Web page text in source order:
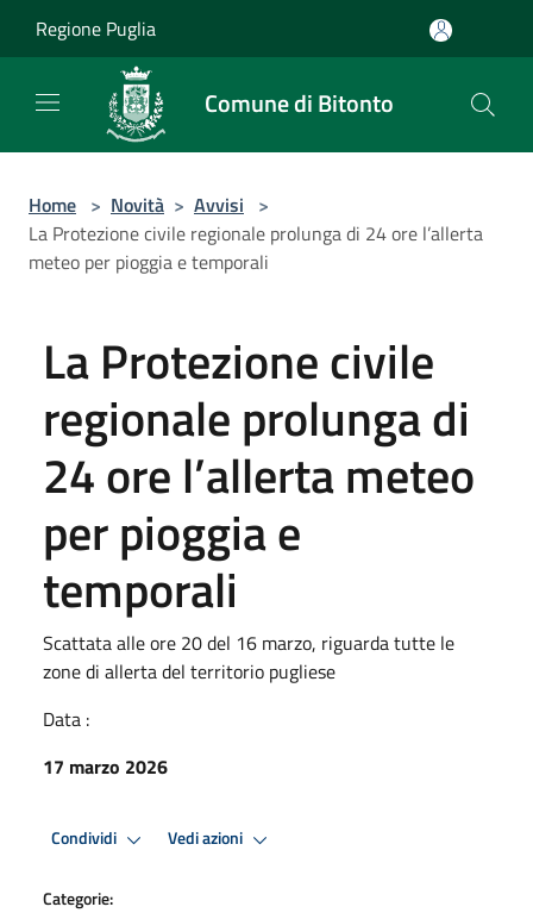
Regione Puglia
Comune di Bitonto
Home > Novità > Avvisi >
La Protezione civile regionale prolunga di 24 ore l’allerta
meteo per pioggia e temporali
La Protezione civile
regionale prolunga di
24 ore l’allerta meteo
per pioggia e
temporali
Scattata alle ore 20 del 16 marzo, riguarda tutte le
zone di allerta del territorio pugliese
Data :
17 marzo 2026
Condividi Vedi azioni
Categorie: